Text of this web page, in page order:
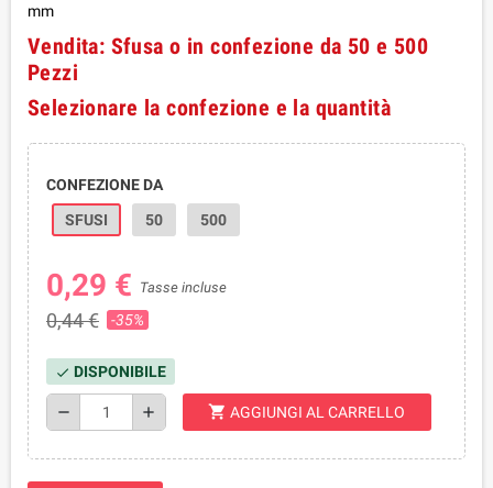
mm
Vendita: Sfusa o in confezione da 50 e 500
Pezzi
Selezionare la confezione e la quantità
CONFEZIONE DA
SFUSI
50 500
0,29 € Tasse incluse
0,44 € -35%
check DISPONIBILE
remove add shopping_cart AGGIUNGI AL CARRELLO